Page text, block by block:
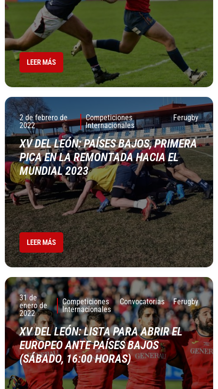
LEER MÁS
2 de febrero de
2022
Competiciones
Internacionales
Ferugby
XV DEL LEÓN: PAÍSES BAJOS, PRIMERA
PICA EN LA REMONTADA HACIA EL
MUNDIAL 2023
LEER MÁS
31 de
enero de
2022
Competiciones
Internacionales
Convocatorias Ferugby
XV DEL LEÓN: LISTA PARA ABRIR EL
EUROPEO ANTE PAÍSES BAJOS
(SÁBADO, 16:00 HORAS)